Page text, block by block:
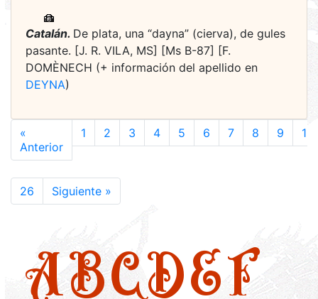
Catalán. De plata, una “dayna” (cierva), de gules
pasante. [J. R. VILA, MS] [Ms B-87] [F.
DOMÈNECH (+ información del apellido en
DEYNA)
«
Anterior
1 2 3 4 5 6 7 8 9 10
26 Siguiente »
ABCDEF